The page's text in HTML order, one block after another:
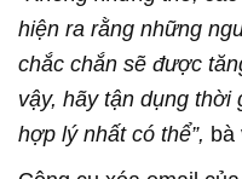
hiện ra rằng những
chắc chắn sẽ được
vậy, hãy tận dụng thời
hợp lý nhất có thể”, bà